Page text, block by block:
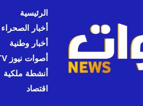
الرئيسية
أخبار الصحراء
أخبار وطنية
أصوات نيوز TV
أنشطة ملكية
اقتصاد